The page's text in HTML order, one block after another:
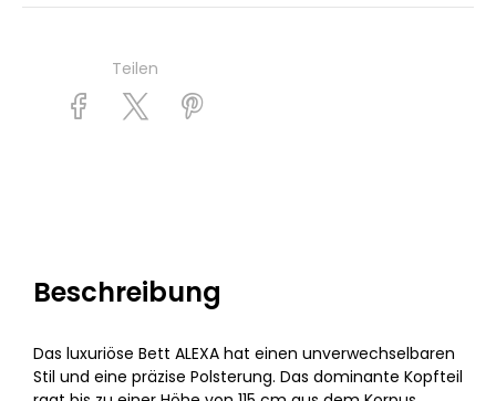
Teilen
Beschreibung
Das luxuriöse Bett ALEXA hat einen unverwechselbaren
Stil und eine präzise Polsterung. Das dominante Kopfteil